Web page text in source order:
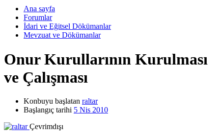
Ana sayfa
Forumlar
İdari ve Eğitsel Dökümanlar
Mevzuat ve Dökümanlar
Onur Kurullarının Kurulması
ve Çalışması
Konbuyu başlatan raltar
Başlangıç tarihi 5 Nis 2010
Çevrimdışı